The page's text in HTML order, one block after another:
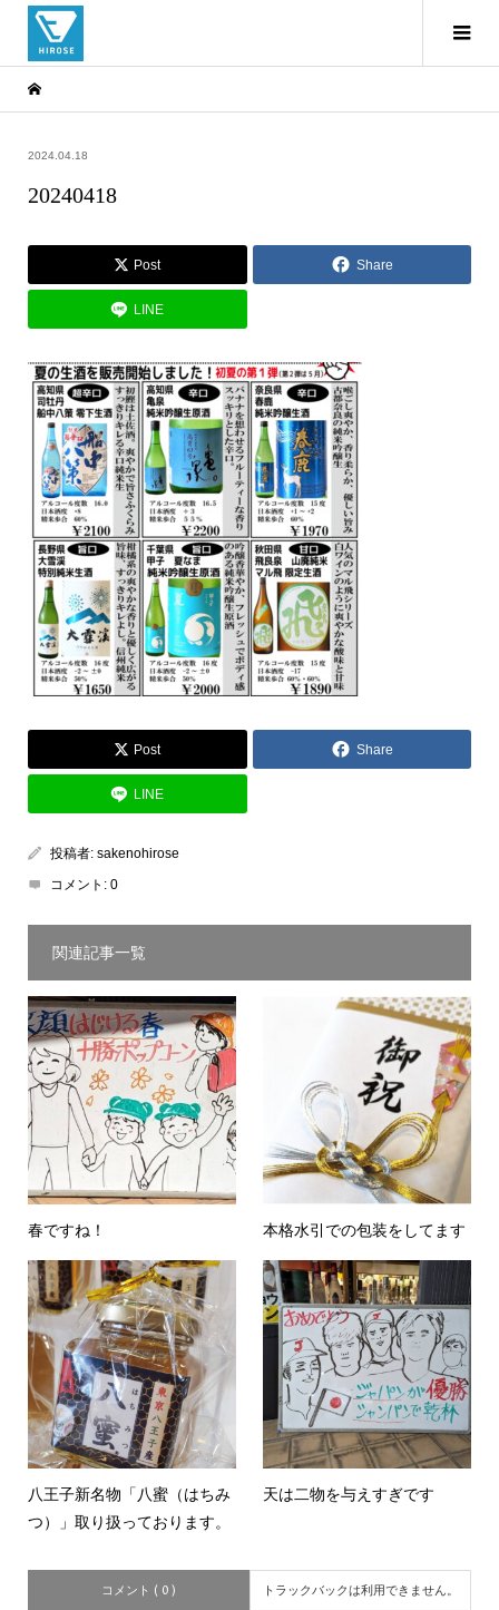
2024.04.18
20240418
Post Share
LINE
Post Share
LINE
投稿者: sakenohirose
コメント: 0
関連記事一覧
春ですね！ 本格水引での包装をしてます
八王子新名物「八蜜（はちみ
つ）」取り扱っております。
天は二物を与えすぎです
コメント ( 0 ) トラックバックは利用できません。